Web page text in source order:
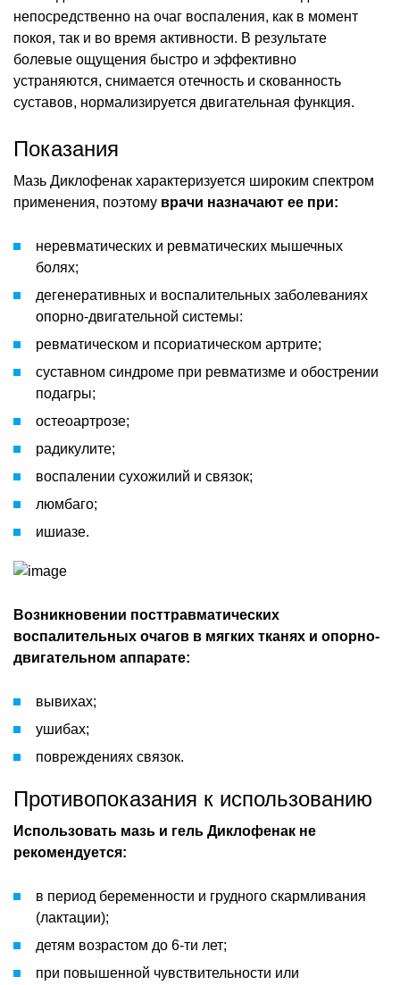
непосредственно на очаг воспаления, как в момент
покоя, так и во время активности. В результате
болевые ощущения быстро и эффективно
устраняются, снимается отечность и скованность
суставов, нормализируется двигательная функция.
Показания
Мазь Диклофенак характеризуется широким спектром
применения, поэтому врачи назначают ее при:
неревматических и ревматических мышечных
болях;
дегенеративных и воспалительных заболеваниях
опорно-двигательной системы:
ревматическом и псориатическом артрите;
суставном синдроме при ревматизме и обострении
подагры;
остеоартрозе;
радикулите;
воспалении сухожилий и связок;
люмбаго;
ишиазе.
Возникновении посттравматических
воспалительных очагов в мягких тканях и опорно-
двигательном аппарате:
вывихах;
ушибах;
повреждениях связок.
Противопоказания к использованию
Использовать мазь и гель Диклофенак не
рекомендуется:
в период беременности и грудного скармливания
(лактации);
детям возрастом до 6-ти лет;
при повышенной чувствительности или